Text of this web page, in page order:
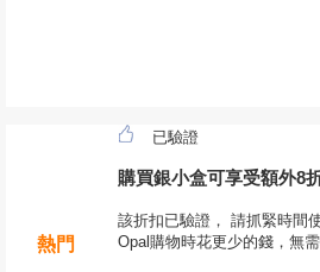
熱門
已驗證
購買銀小盒可享受額外8
該折扣已驗證， 請抓緊時間
Opal購物時花更少的錢，無